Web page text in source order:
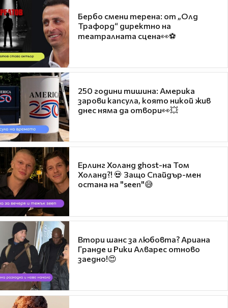
Бербо смени терена: от „Олд
Трафорд“ директно на
театралната сцена👀⚽
250 години тишина: Америка
зарови капсула, която никой жив
днес няма да отвори👀💥
Ерлинг Холанд ghost-на Том
Холанд?! 💀 Защо Спайдър-мен
остана на "seen"😅
Втори шанс за любовта? Ариана
Гранде и Рики Алварес отново
заедно!😍